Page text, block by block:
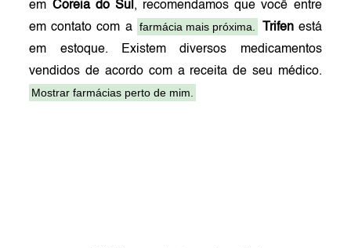
em Coreia do Sul , recomendamos que você entre
em contato com a farmácia mais próxima. Trifenestá
em estoque. Existem diversos medicamentos
vendidos de acordo com a receita de seu médico.
Mostrar farmácias perto de mim.